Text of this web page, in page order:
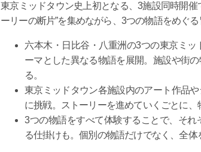
東京ミッドタウン史上初となる、3施設同時開
ーリーの断片”を集めながら、3つの物語をめぐる
六本木・日比谷・八重洲の3つの東京ミ
ーマとした異なる物語を展開。施設や街
る。
東京ミッドタウン各施設内のアート作品
に挑戦。ストーリーを進めていくごとに、
3つの物語をすべて体験することで、そ
る仕掛けも。個別の物語だけでなく、全体